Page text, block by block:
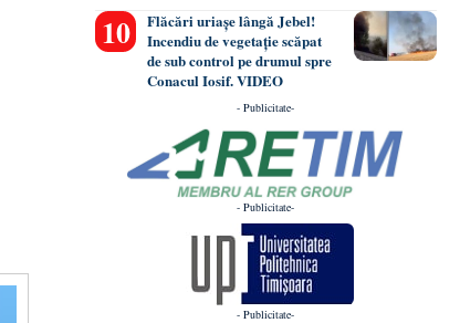
Flăcări uriașe lângă Jebel!
Incendiu de vegetație scăpat
de sub control pe drumul spre
Conacul Iosif. VIDEO
- Publicitate-
- Publicitate-
- Publicitate-